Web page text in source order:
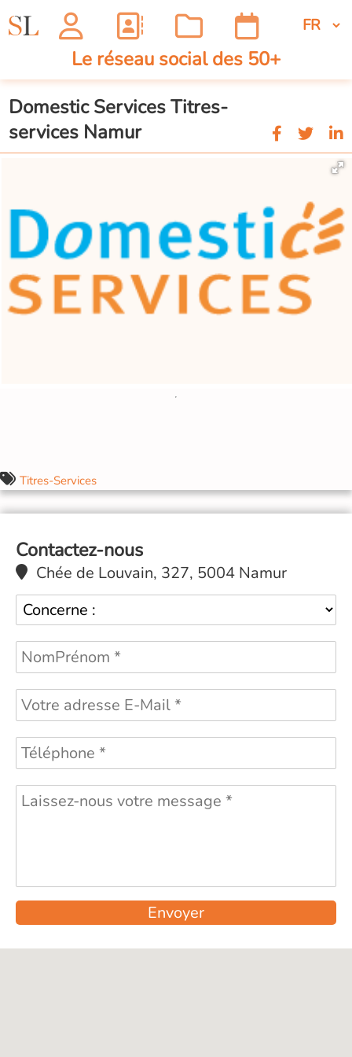
Le réseau social des 50+
Domestic Services Titres-
services Namur
Titres-Services
Contactez-nous
Chée de Louvain, 327, 5004 Namur
Envoyer